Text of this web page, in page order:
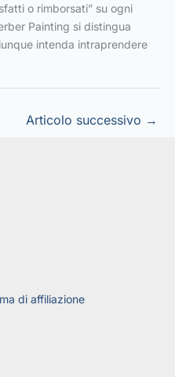
o rimborsati” su ogni
Painting si distingua
intenda intraprendere
Articolo successivo →
di affiliazione